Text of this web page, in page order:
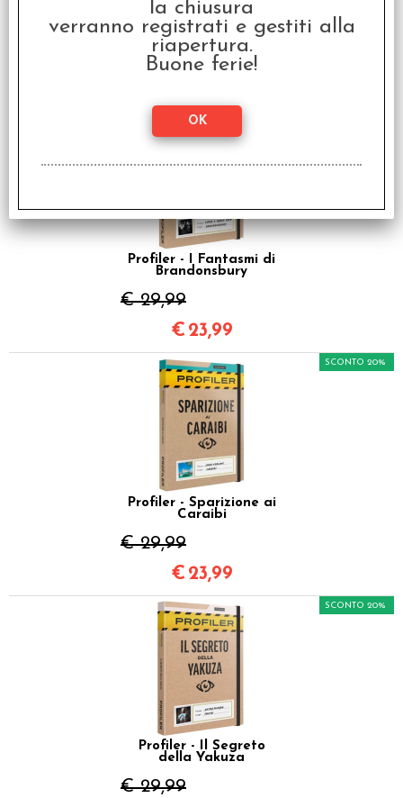
Profiler - Tragedia a
Mykonos
€ 29,99
Profiler - I Fantasmi di
Brandonsbury
€ 29,99
€ 23,99
Profiler - Sparizione ai
Caraibi
€ 29,99
SCONTO 20%
€ 23,99
Profiler - Il Segreto
della Yakuza
€ 29,99
SCONTO 20%
la chiusura
verranno registrati e gestiti alla
riapertura.
Buone ferie!